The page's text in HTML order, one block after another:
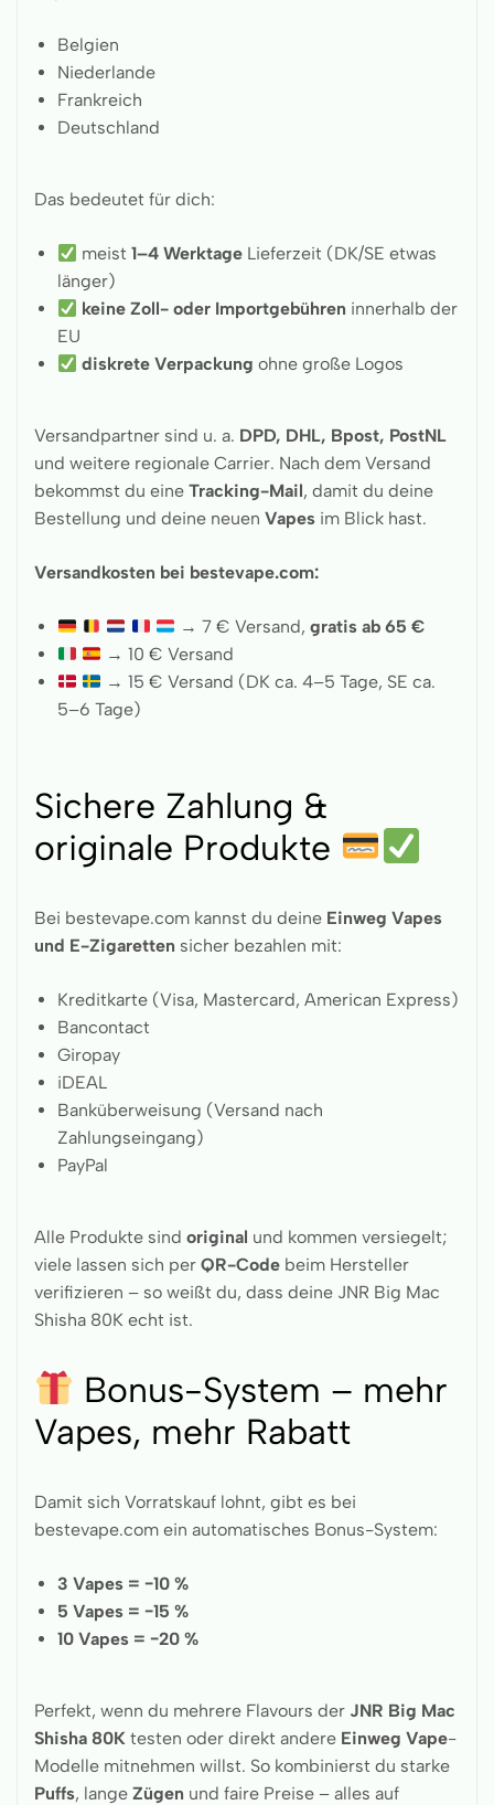
Belgien
Niederlande
Frankreich
Deutschland
Das bedeutet für dich:
meist1–4 Werktage Lieferzeit (DK/SE etwas
länger)
keine Zoll- oder Importgebühren innerhalb der
EU
diskrete Verpackung ohne große Logos
Versandpartner sind u. a. DPD, DHL, Bpost, PostNL
und weitere regionale Carrier. Nach dem Versand
bekommst du eine Tracking-Mail, damit du deine
Bestellung und deine neuen Vapes im Blick hast.
Versandkosten bei bestevape.com:
→ 7 € Versand, gratis ab 65 €
→ 10 € Versand
→ 15 € Versand (DK ca. 4–5 Tage, SE ca.
5–6 Tage)
Sichere Zahlung &
originale Produkte
Bei bestevape.com kannst du deine Einweg Vapes
und E-Zigaretten sicher bezahlen mit:
Kreditkarte (Visa, Mastercard, American Express)
Bancontact
Giropay
iDEAL
Banküberweisung (Versand nach
Zahlungseingang)
PayPal
Alle Produkte sind original und kommen versiegelt;
viele lassen sich per QR-Code beim Hersteller
verifizieren – so weißt du, dass deine JNR Big Mac
Shisha 80K echt ist.
Bonus-System – mehr
Vapes, mehr Rabatt
Damit sich Vorratskauf lohnt, gibt es bei
bestevape.com ein automatisches Bonus-System:
3 Vapes = −10 %
5 Vapes = −15 %
10 Vapes = −20 %
Perfekt, wenn du mehrere Flavours der JNR Big Mac
Shisha 80K testen oder direkt andere Einweg Vape-
Modelle mitnehmen willst. So kombinierst du starke
Puffs, lange Zügen und faire Preise – alles auf